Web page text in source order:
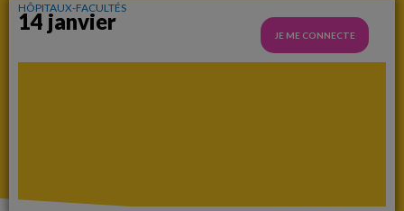
HÔPITAUX-FACULTÉS
14 janvier
JE ME CONNECTE